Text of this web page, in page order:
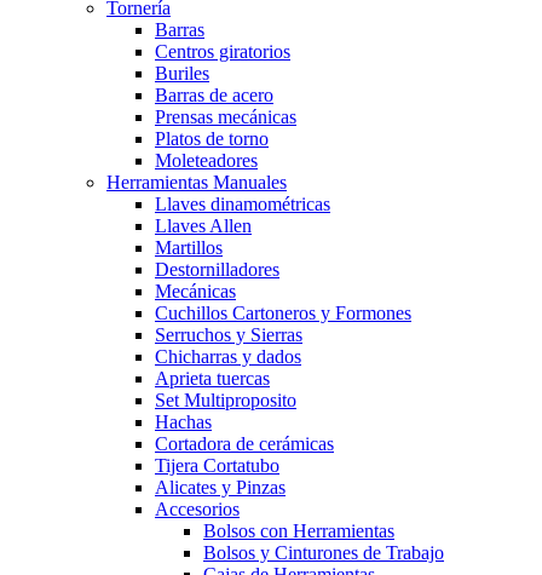
Tornería
Barras
Centros giratorios
Buriles
Barras de acero
Prensas mecánicas
Platos de torno
Moleteadores
Herramientas Manuales
Llaves dinamométricas
Llaves Allen
Martillos
Destornilladores
Mecánicas
Cuchillos Cartoneros y Formones
Serruchos y Sierras
Chicharras y dados
Aprieta tuercas
Set Multiproposito
Hachas
Cortadora de cerámicas
Tijera Cortatubo
Alicates y Pinzas
Accesorios
Bolsos con Herramientas
Bolsos y Cinturones de Trabajo